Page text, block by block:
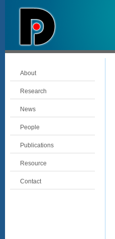
About
Research
News
People
Publications
Resource
Contact